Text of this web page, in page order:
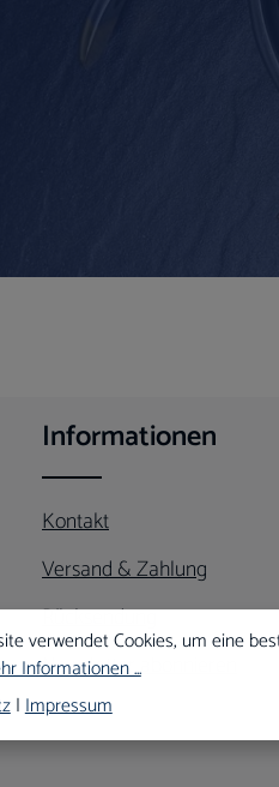
Informationen
Kontakt
Versand & Zahlung
Rücksendung
Newsletter abonnieren
verwendet Cookies, um eine
Informationen ...
|Impressum